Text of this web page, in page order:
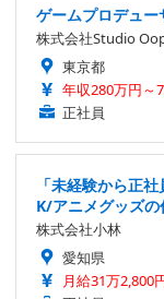
ゲームプロデュ
株式会社Studio
東京都
年収280万円～
正社員
「未経験から正
K/アニメグッズ
株式会社小林
愛知県
月給31万2,800